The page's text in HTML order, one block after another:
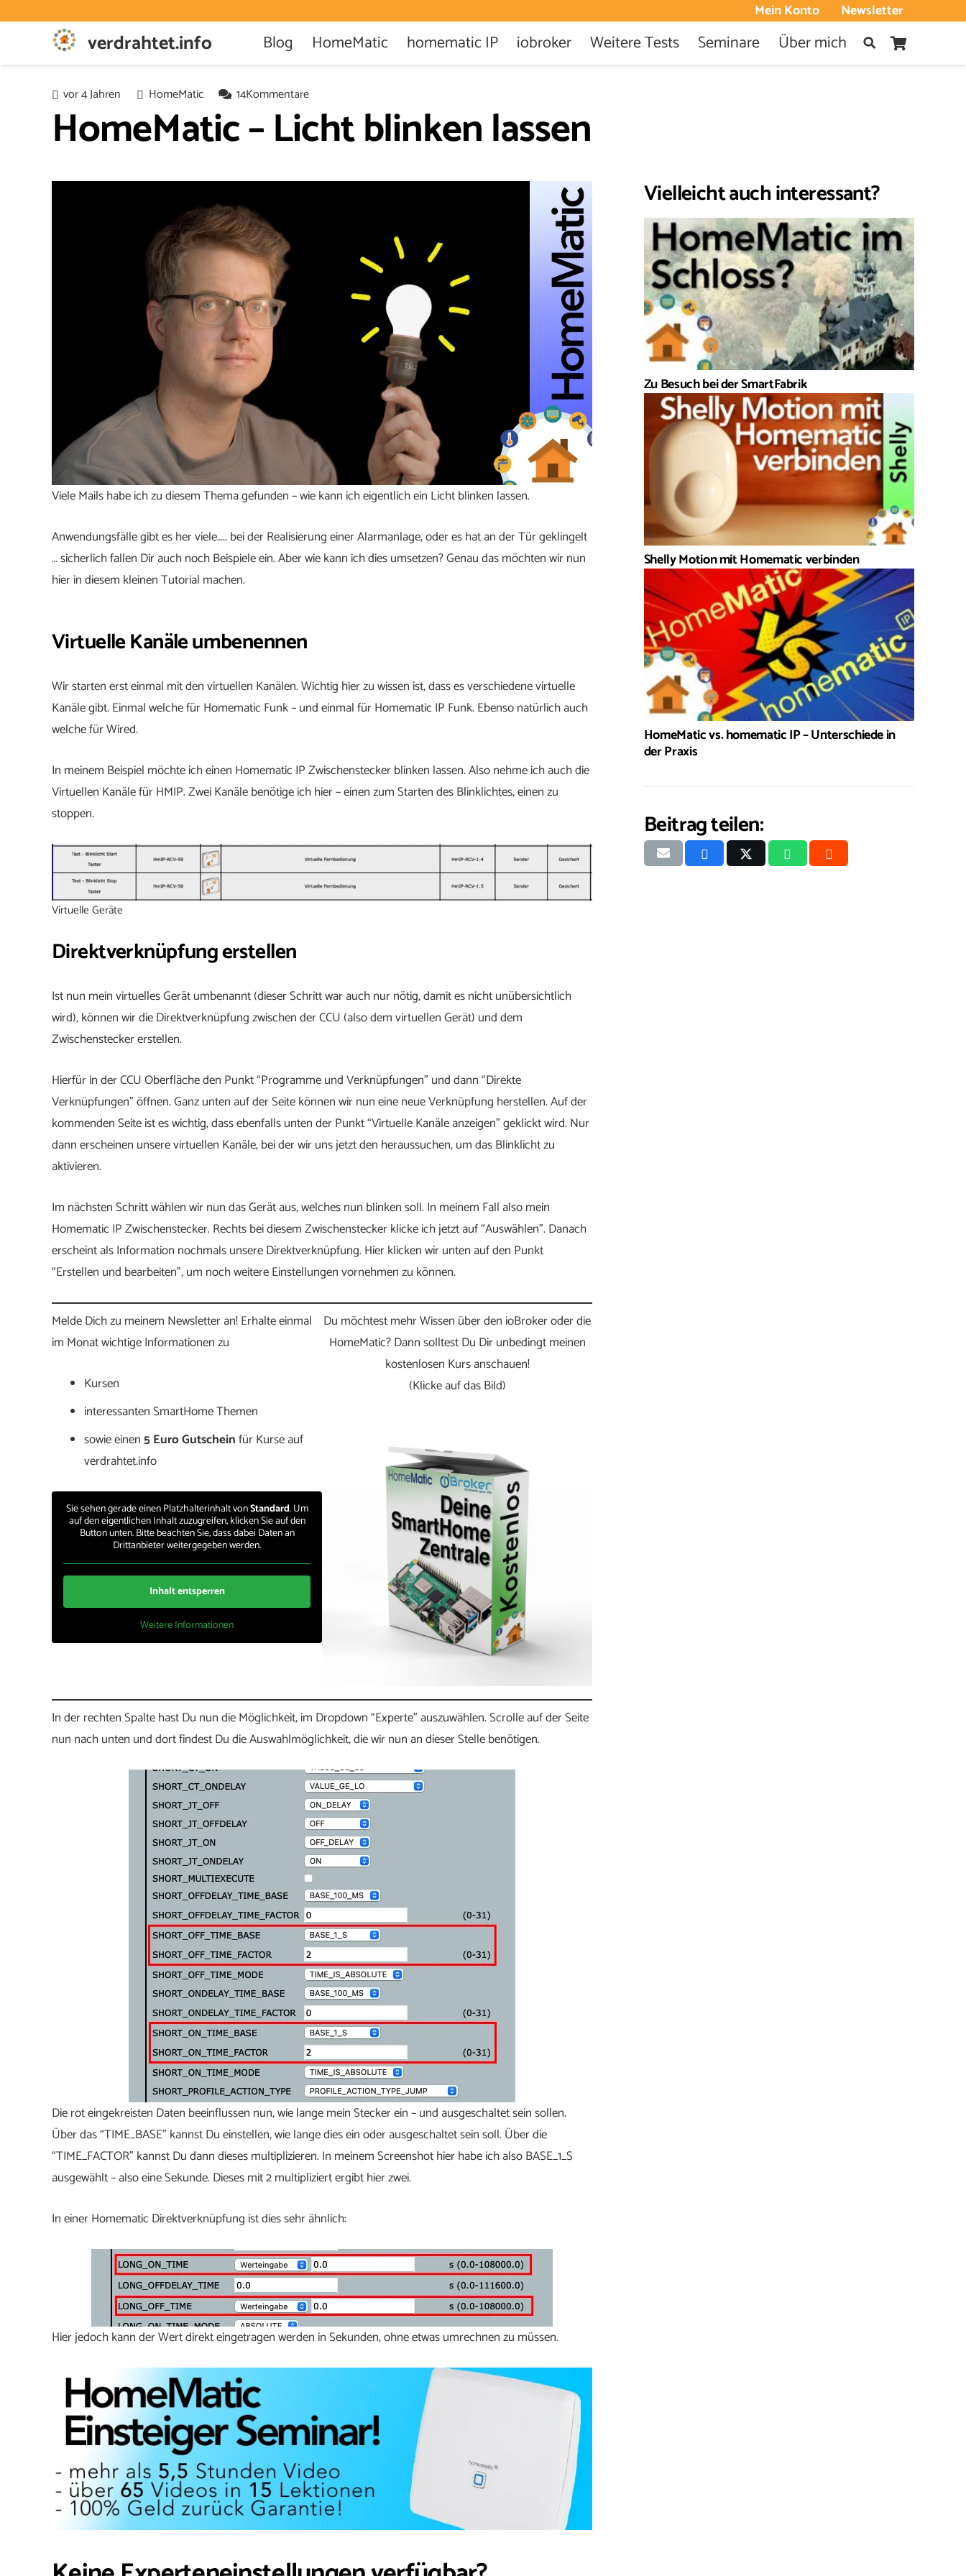
Mein Konto Newsletter
verdrahtet.info Blog HomeMatic homematic IP iobroker Weitere Tests Seminare Über mich
vor 4 Jahren HomeMatic 14Kommentare
HomeMatic – Licht blinken lassen
Viele Mails habe ich zu diesem Thema gefunden – wie kann ich eigentlich ein Licht blinken lassen.
Anwendungsfälle gibt es her viele….. bei der Realisierung einer Alarmanlage, oder es hat an der Tür geklingelt
… sicherlich fallen Dir auch noch Beispiele ein. Aber wie kann ich dies umsetzen? Genau das möchten wir nun
hier in diesem kleinen Tutorial machen.
Virtuelle Kanäle umbenennen
Wir starten erst einmal mit den virtuellen Kanälen. Wichtig hier zu wissen ist, dass es verschiedene virtuelle
Kanäle gibt. Einmal welche für Homematic Funk – und einmal für Homematic IP Funk. Ebenso natürlich auch
welche für Wired.
In meinem Beispiel möchte ich einen Homematic IP Zwischenstecker blinken lassen. Also nehme ich auch die
Virtuellen Kanäle für HMIP. Zwei Kanäle benötige ich hier – einen zum Starten des Blinklichtes, einen zu
stoppen.
Virtuelle Geräte
Direktverknüpfung erstellen
Ist nun mein virtuelles Gerät umbenannt (dieser Schritt war auch nur nötig, damit es nicht unübersichtlich
wird), können wir die Direktverknüpfung zwischen der CCU (also dem virtuellen Gerät) und dem
Zwischenstecker erstellen.
Hierfür in der CCU Oberfläche den Punkt “Programme und Verknüpfungen” und dann “Direkte
Verknüpfungen” öffnen. Ganz unten auf der Seite können wir nun eine neue Verknüpfung herstellen. Auf der
kommenden Seite ist es wichtig, dass ebenfalls unten der Punkt “Virtuelle Kanäle anzeigen” geklickt wird. Nur
dann erscheinen unsere virtuellen Kanäle, bei der wir uns jetzt den heraussuchen, um das Blinklicht zu
aktivieren.
Im nächsten Schritt wählen wir nun das Gerät aus, welches nun blinken soll. In meinem Fall also mein
Homematic IP Zwischenstecker. Rechts bei diesem Zwischenstecker klicke ich jetzt auf “Auswählen”. Danach
erscheint als Information nochmals unsere Direktverknüpfung. Hier klicken wir unten auf den Punkt
“Erstellen und bearbeiten”, um noch weitere Einstellungen vornehmen zu können.
Melde Dich zu meinem Newsletter an! Erhalte einmal
im Monat wichtige Informationen zu
Kursen
interessanten SmartHome Themen
sowie einen5 Euro Gutscheinfür Kurse auf
verdrahtet.info
Sie sehen gerade einen Platzhalterinhalt vonStandard. Um
auf den eigentlichen Inhalt zuzugreifen, klicken Sie auf den
Button unten. Bitte beachten Sie, dass dabei Daten an
Drittanbieter weitergegeben werden.
Inhalt entsperren
Weitere Informationen
Du möchtest mehr Wissen über den ioBroker oder die
HomeMatic? Dann solltest Du Dir unbedingt meinen
kostenlosen Kurs anschauen!
(Klicke auf das Bild)
In der rechten Spalte hast Du nun die Möglichkeit, im Dropdown “Experte” auszuwählen. Scrolle auf der Seite
nun nach unten und dort findest Du die Auswahlmöglichkeit, die wir nun an dieser Stelle benötigen.
Die rot eingekreisten Daten beeinflussen nun, wie lange mein Stecker ein – und ausgeschaltet sein sollen.
Über das “TIME_BASE” kannst Du einstellen, wie lange dies ein oder ausgeschaltet sein soll. Über die
“TIME_FACTOR” kannst Du dann dieses multiplizieren. In meinem Screenshot hier habe ich also BASE_1_S
ausgewählt – also eine Sekunde. Dieses mit 2 multipliziert ergibt hier zwei.
In einer Homematic Direktverknüpfung ist dies sehr ähnlich:
Hier jedoch kann der Wert direkt eingetragen werden in Sekunden, ohne etwas umrechnen zu müssen.
Vielleicht auch interessant?
Zu Besuch bei der SmartFabrik
Shelly Motion mit Homematic verbinden
HomeMatic vs. homematic IP – Unterschiede in
der Praxis
Beitrag teilen: